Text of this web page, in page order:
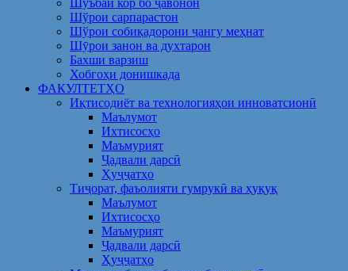
Шӯъбаи кор бо ҷавонон
Шўрои сарпарастон
Шўрои собиқадорони ҷангу меҳнат
Шӯрои занон ва духтарон
Бахши варзиш
Хобгоҳи донишкада
ФАКУЛТЕТҲО
Иқтисодиёт ва технологияҳои инноватсионӣ
Маълумот
Ихтисосҳо
Маъмурият
Ҷадвали дарсӣ
Ҳуҷҷатҳо
Тиҷорат, фаъолияти гумрукӣ ва ҳуқуқ
Маълумот
Ихтисосҳо
Маъмурият
Ҷадвали дарсӣ
Ҳуҷҷатҳо